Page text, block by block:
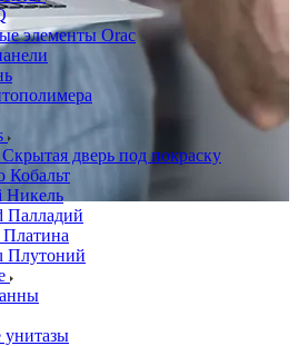
элементы Orac
дверь под покраску
Кобальт
Никель
Палладий
Плутоний